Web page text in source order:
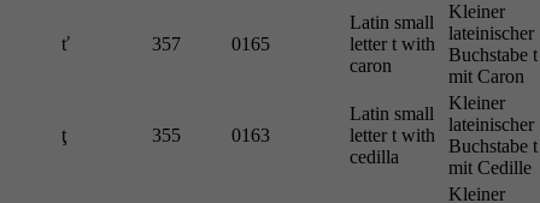
ť 357 0165
Latin small
letter t with
caron
Kleiner
lateinischer
Buchstabe t
mit Caron
ţ 355 0163
Latin small
letter t with
cedilla
Kleiner
lateinischer
Buchstabe t
mit Cedille
Kleiner